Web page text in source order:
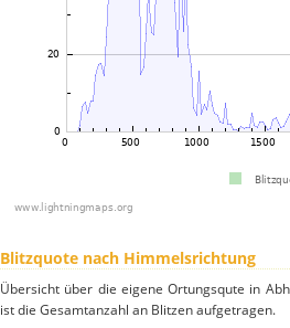
Blitzquote nach Himmelsrichtung
Übersicht über die eigene Ortungsqute in
ist die Gesamtanzahl an Blitzen aufgetragen.